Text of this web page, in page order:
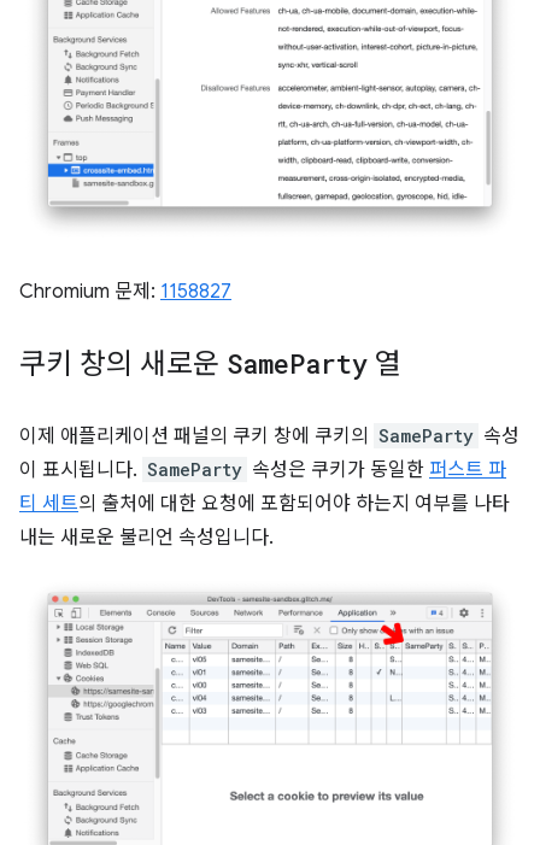
Chromium 문제: 1158827
쿠키 창의 새로운 SameParty 열
이제 애플리케이션 패널의 쿠키 창에 쿠키의 SameParty 속성
이 표시됩니다. SameParty 속성은 쿠키가 동일한 퍼스트 파
티 세트의 출처에 대한 요청에 포함되어야 하는지 여부를 나타
내는 새로운 불리언 속성입니다.